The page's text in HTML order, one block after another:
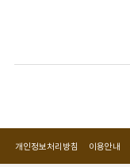
개인정보처리방침 이용안내